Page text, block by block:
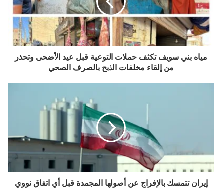
مياه بني سويف تكثف حملات التوعية قبل عيد الأضحى وتحذر
من إلقاء مخلفات الذبح بالصرف الصحي
إيران تتمسك بالإفراج عن أصولها المجمدة قبل أي اتفاق نووي